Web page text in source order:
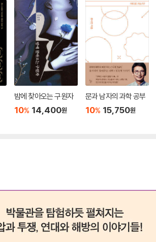
밤에 찾아오는 구원자
10% 14,400원
문과 남자의 과학 공부
10% 15,750원